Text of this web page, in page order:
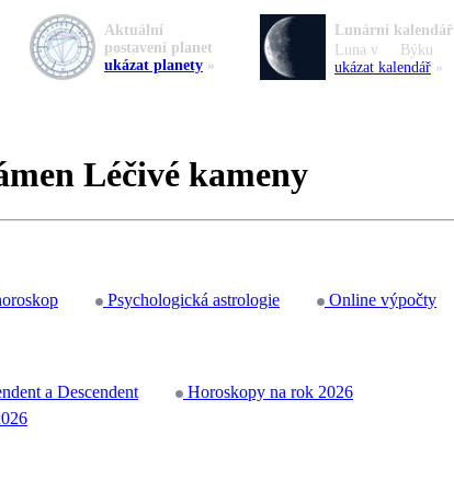
Léčivé kameny
Psychologická astrologie
Online výpočty
a Descendent
Horoskopy na rok 2026
Aktuální
postavení planet
ukázat planety »
Lunární kalendář
Luna v
Býku
ukázat kalendář »